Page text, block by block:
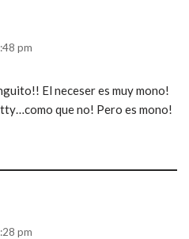
pm
El neceser es muy mono!
que no! Pero es mono!
pm